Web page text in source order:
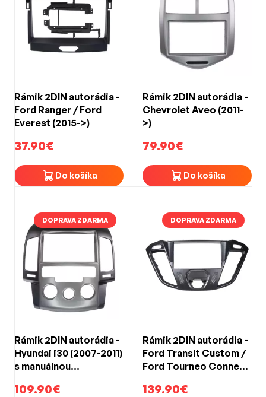
Rámik 2DIN autorádia -
Ford Ranger / Ford
Everest (2015->)
37.90€
Do košíka
Rámik 2DIN autorádia -
Chevrolet Aveo (2011-
>)
79.90€
Do košíka
DOPRAVA ZDARMA
Rámik 2DIN autorádia -
Hyundai i30 (2007-2011)
s manuálnou
109.90€
DOPRAVA ZDARMA
Rámik 2DIN autorádia -
Ford Transit Custom /
Ford Tourneo Connect
139.90€